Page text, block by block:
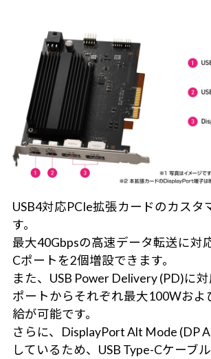
USB4対応PCIe拡張カードのカスタ
す。
最大40Gbpsの高速データ転送に対
Cポートを2個増設できます。
また、USB Power Delivery (PD)に
ポートからそれぞれ最大100Wおよ
給が可能です。
さらに、DisplayPort Alt Mode (DP
しているため、USB Type-Cケーブ